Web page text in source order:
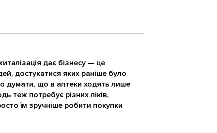
дає бізнесу — це
достукатися яких раніше було
думати, що в аптеки ходять лише
теж потребує різних ліків,
їм зручніше робити покупки